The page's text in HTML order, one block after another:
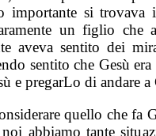
importante si trovava
un figlio che
aveva sentito dei
sentito che Gesù
e pregarLo di andare
quello che fa
noi abbiamo tante